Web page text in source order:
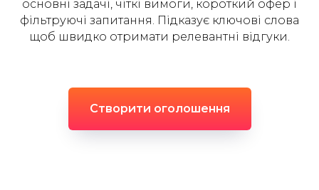
основні задачі, чіткі вимоги, короткий офер і
фільтруючі запитання. Підказує ключові слова
щоб швидко отримати релевантні відгуки.
Створити оголошення